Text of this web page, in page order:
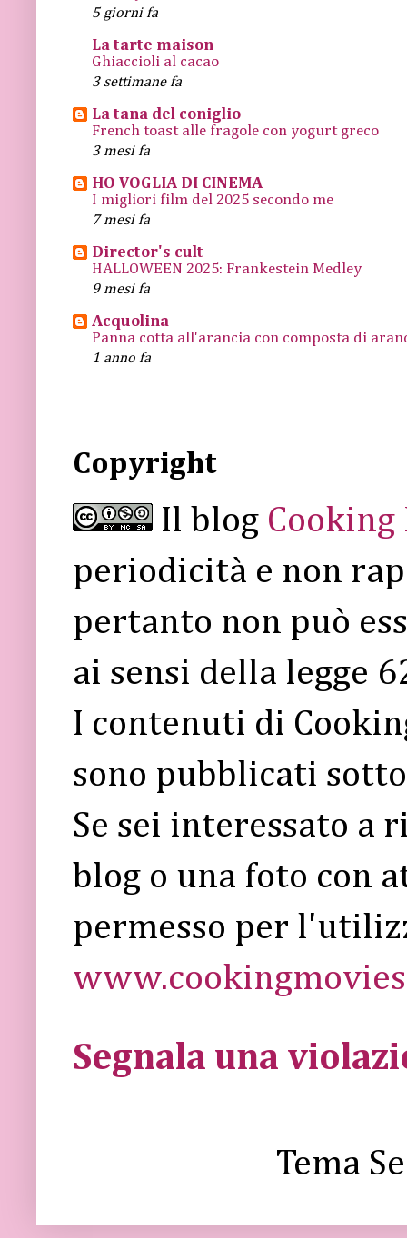
5 giorni fa
La tarte maison
Ghiaccioli al cacao
3 settimane fa
La tana del coniglio
French toast alle fragole con yogurt greco
3 mesi fa
HO VOGLIA DI CINEMA
I migliori film del 2025 secondo me
7 mesi fa
Director's cult
HALLOWEEN 2025: Frankestein Medley
9 mesi fa
Acquolina
Panna cotta all'arancia con composta di
1 anno fa
Copyright
Il blog Cooking
periodicità e non
pertanto non può
ai sensi della legge
I contenuti di
sono pubblicati
Se sei interessato a
blog o una foto con
permesso per
Segnala una
Tema